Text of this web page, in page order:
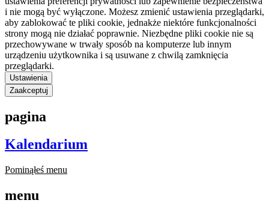
i nie mogą być wyłączone. Możesz zmienić ustawienia przeglądarki,
aby zablokować te pliki cookie, jednakże niektóre funkcjonalności
strony mogą nie działać poprawnie. Niezbędne pliki cookie nie są
przechowywane w trwały sposób na komputerze lub innym
urządzeniu użytkownika i są usuwane z chwilą zamknięcia
przeglądarki.
Ustawienia
Zaakceptuj
pagina
Kalendarium
Pominąłeś menu
menu